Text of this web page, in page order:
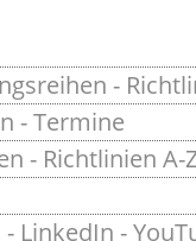
-
-Termine
- Richtlinien A-
- LinkedIn -